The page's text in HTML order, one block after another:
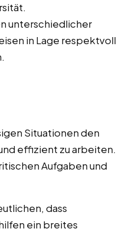
unterschiedlicher
in Lage respektvoll
Situationen den
effizient zu arbeiten.
Aufgaben und
dass
ein breites